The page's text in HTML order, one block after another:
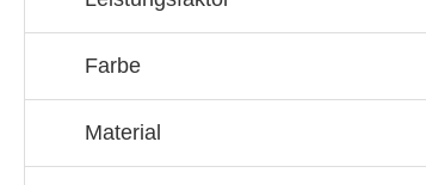
Farbe
Material